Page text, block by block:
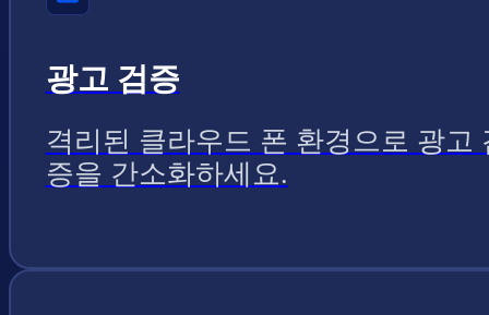
광고 검증
격리된 클라우드 폰 환경으로 광고
증을 간소화하세요.